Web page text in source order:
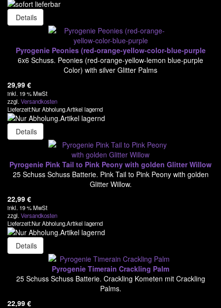
Details
Pyrogenie Peonies (red-orange-yellow-color-blue-purple
6x6 Schuss. Peonies (red-orange-yellow-lemon blue-purple
Color) with silver Glitter Palms
29,99 €
inkl. 19 % MwSt
zzgl.Versandkosten
Lieferzeit:Nur Abholung.Artikel lagernd
Details
Pyrogenie Pink Tail to Pink Peony with golden Glitter Willow
25 Schuss Schuss Batterie. Pink Tail to Pink Peony with golden
Glitter Willow.
22,99 €
inkl. 19 % MwSt
zzgl.Versandkosten
Lieferzeit:Nur Abholung.Artikel lagernd
Details
Pyrogenie Timerain Crackling Palm
25 Schuss Schuss Batterie. Crackling Kometen mit Crackling
Palms.
22,99 €